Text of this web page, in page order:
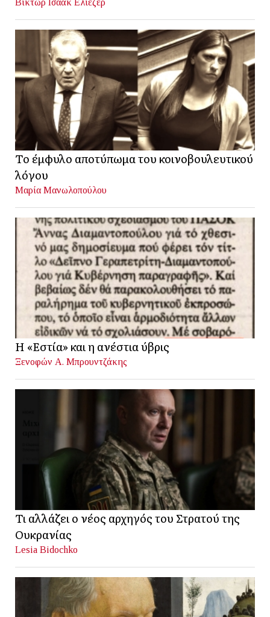
Βίκτωρ Ισαάκ Ελιέζερ
Το έμφυλο αποτύπωμα του κοινοβουλευτικού
λόγου
Μαρία Μανωλοπούλου
Η «Εστία» και η ανέστια ύβρις
Ξενοφών Α. Μπρουντζάκης
Τι αλλάζει ο νέος αρχηγός του Στρατού της
Ουκρανίας
Lesia Bidochko